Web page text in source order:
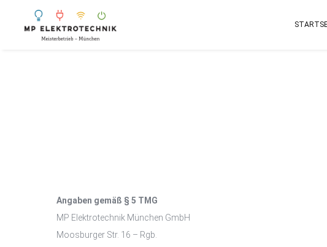
Angaben gemäß § 5 TMG
MP Elektrotechnik München GmbH
Moosburger Str. 16 – Rgb.